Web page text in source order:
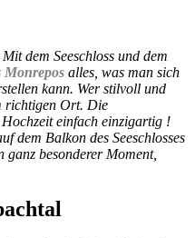
dem Seeschloss und dem
Monrepos alles, was man sich
kann. Wer stilvoll und
richtigen Ort. Die
einfach einzigartig !
dem Balkon des Seeschlosses
besonderer Moment,